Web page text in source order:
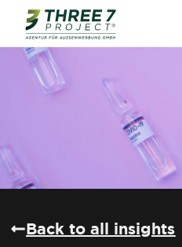
Back to all insights